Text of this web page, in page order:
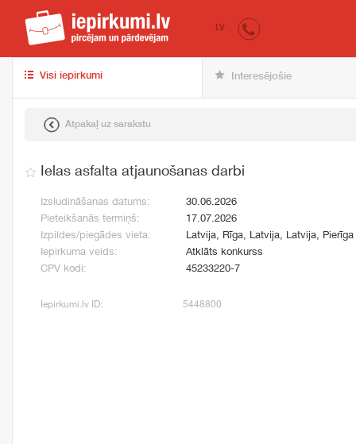
iepirkumi.lv
LV
Visi iepirkumi Interesējošie
Atpakaļ uz sarakstu
Ielas asfalta atjaunošanas darbi
Izsludināšanas datums:
30.06.2026
Pieteikšanās termiņš:
17.07.2026
Izpildes/piegādes vieta:
Latvija, Rīga, Latvija, Latvija, Pierīga
Iepirkuma veids:
Atklāts konkurss
CPV kodi:
45233220-7
Iepirkumi.lv ID: 5448800